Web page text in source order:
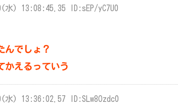
水) 13:08:45.35 ID:sEP/yC7U0
んでしょ？
かえるっていう
水) 13:36:02.57 ID:SLw8Ozdc0